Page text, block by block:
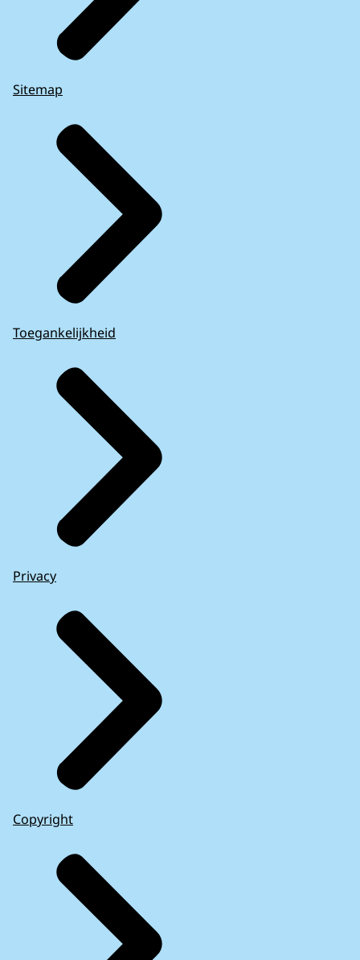
Sitemap
Toegankelijkheid
Privacy
Copyright